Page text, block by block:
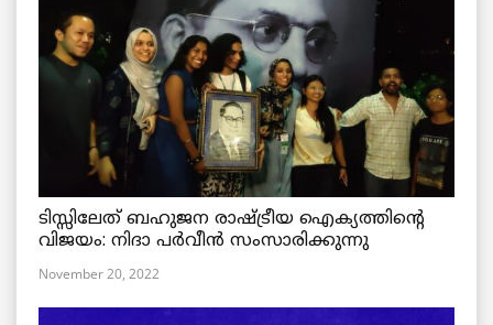
ടിസ്സിലേത് ബഹുജന രാഷ്ട്രീയ ഐക്യത്തിന്റെ
വിജയം: നിദാ പർവീൻ സംസാരിക്കുന്നു
November 20, 2022